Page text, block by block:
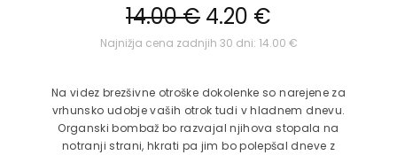
14.00€ Izvirna
cena je
4.20 €
cena je:
Najnižja cena zadnjih 30 dni: 14.00 €
Na videz brezšivne otroške dokolenke so narejene za
vrhunsko udobje vaših otrok tudi v hladnem dnevu.
Organski bombaž bo razvajal njihova stopala na
notranji strani, hkrati pa jim bo polepšal dneve z